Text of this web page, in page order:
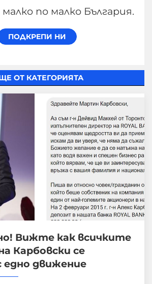
по малко България.
ОТ КАТЕГОРИЯТА
Вижте как всичките
Карбовски се
движение